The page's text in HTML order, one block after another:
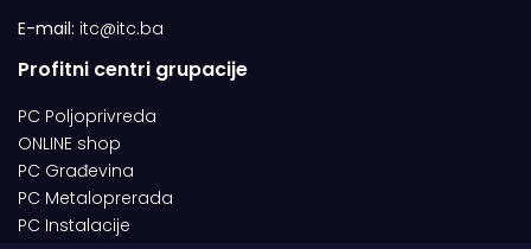
E-mail: itc@itc.ba
Profitni centri grupacije
PC Poljoprivreda
ONLINE shop
PC Građevina
PC Metaloprerada
PC Instalacije